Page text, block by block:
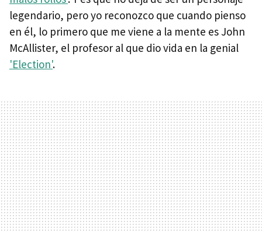
legendario, pero yo reconozco que cuando pienso
en él, lo primero que me viene a la mente es John
McAllister, el profesor al que dio vida en la genial
'Election'.